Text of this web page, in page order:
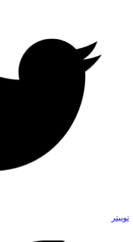
توییتر